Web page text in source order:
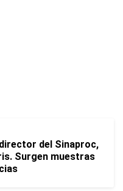
del Sinaproc,
Surgen muestras